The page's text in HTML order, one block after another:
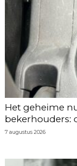
Het geheime
bekerhouders:
7 augustus 2026